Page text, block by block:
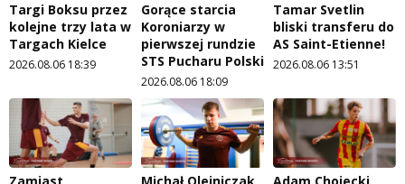
Targi Boksu przez
kolejne trzy lata w
Targach Kielce
2026.08.06 18:39
Gorące starcia
Koroniarzy w
pierwszej rundzie
STS Pucharu Polski
2026.08.06 18:09
Tamar Svetlin
bliski transferu do
AS Saint-Etienne!
2026.08.06 13:51